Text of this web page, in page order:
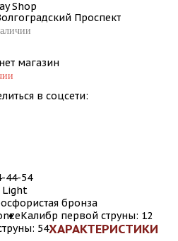
Shop
Проспект
магазин
в соцсети:
44-54
Light
бронза
Калибр первой струны: 12
54ХАРАКТЕРИСТИКИ